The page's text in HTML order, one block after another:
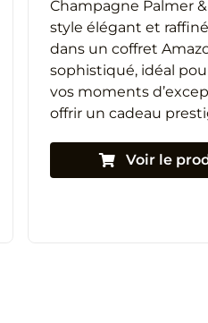
Champagne Palmer &
style élégant et
dans un coffret
sophistiqué, idéal
vos moments
offrir un cadeau
Voir le